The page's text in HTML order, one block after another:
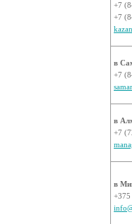
+7
+7
в
+7
в
+7
в